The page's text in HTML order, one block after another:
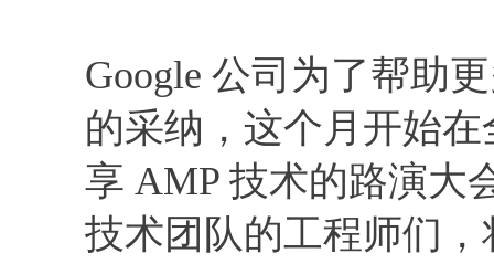
Google 公司为了帮助
的采纳，这个月开始
享 AMP 技术的路演大
技术团队的工程师们